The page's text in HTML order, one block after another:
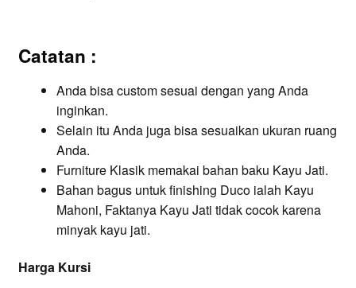
Catatan :
Anda bisa custom sesuai dengan yang Anda
inginkan.
Selain itu Anda juga bisa sesuaikan ukuran ruang
Anda.
Furniture Klasik memakai bahan baku Kayu Jati.
Bahan bagus untuk finishing Duco ialah Kayu
Mahoni, Faktanya Kayu Jati tidak cocok karena
minyak kayu jati.
Harga Kursi